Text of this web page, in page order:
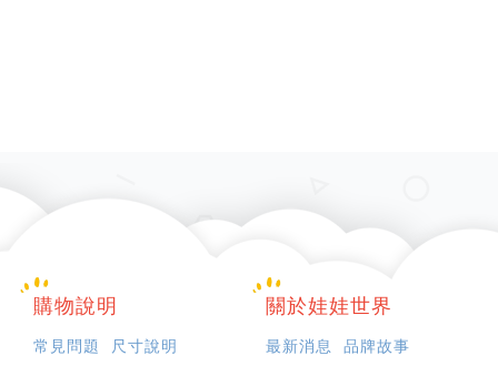
購物說明
常見問題
尺寸說明
關於娃娃世界
最新消息
品牌故事